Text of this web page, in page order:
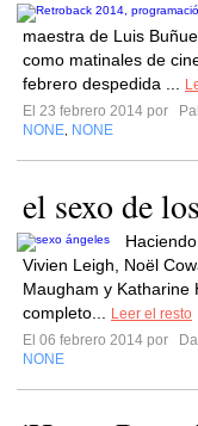
maestra de Luis
como matinales de
febrero despedida ...
El 23 febrero 2014 por
NONE NONE
el sexo de
Vivien Leigh, Noël
Maugham y Katharine
completo...
Leer el resto
El 06 febrero 2014 por
NONE